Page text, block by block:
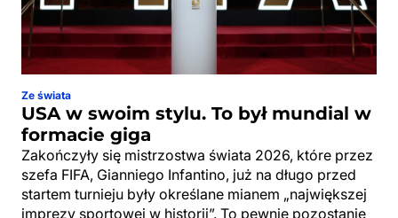
Ze świata
USA w swoim stylu. To był mundial w
formacie giga
Zakończyły się mistrzostwa świata 2026, które przez
szefa FIFA, Gianniego Infantino, już na długo przed
startem turnieju były określane mianem „największej
imprezy sportowej w historii”. To pewnie pozostanie